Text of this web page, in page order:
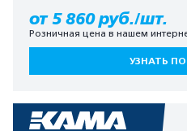
от 5 860 руб./шт.
Розничная цена в нашем
УЗНАТЬ